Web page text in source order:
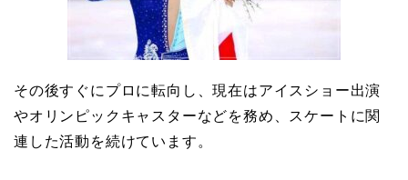
その後すぐにプロに転向し、現在はアイスショー出演
やオリンピックキャスターなどを務め、スケートに関
連した活動を続けています。